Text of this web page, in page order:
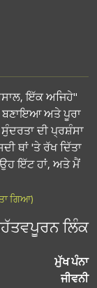
ਇੱਕ ਅਜਿਹੇ
ਅਤੇ ਪੂਰਾ
ਦੀ ਪ੍ਰਸ਼ੰਸਾ
ਥਾਂ 'ਤੇ ਰੱਖ ਦਿੱਤਾ
ਇੱਟ ਹਾਂ, ਅਤੇ ਮੈਂ
(ਬੁਖਾਰੀ 4.734, 4.735 ਦੁਆਰਾ ਬਿਆਨ ਕੀਤਾ ਗਿਆ)
ਲਿੰਕ
ਮੁੱਖ ਪੰਨਾ
ਜੀਵਨੀ